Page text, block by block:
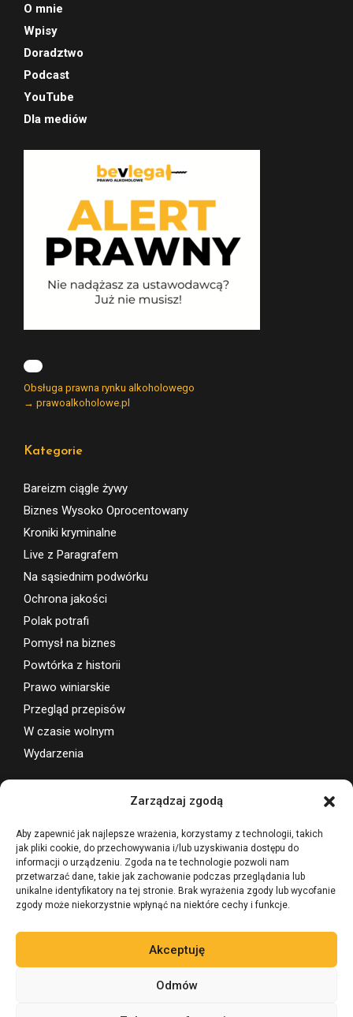
Zarządzaj zgodą
Aby zapewnić jak najlepsze wrażenia, korzystamy z technologii, takich
jak pliki cookie, do przechowywania i/lub uzyskiwania dostępu do
informacji o urządzeniu. Zgoda na te technologie pozwoli nam
przetwarzać dane, takie jak zachowanie podczas przeglądania lub
unikalne identyfikatory na tej stronie. Brak wyrażenia zgody lub wycofanie
zgody może niekorzystnie wpłynąć na niektóre cechy i funkcje.
Akceptuję
Odmów
O mnie
Wpisy
Doradztwo
Podcast
YouTube
Dla mediów
Kategorie
Bareizm ciągle żywy
Biznes Wysoko Oprocentowany
Kroniki kryminalne
Live z Paragrafem
Na sąsiednim podwórku
Ochrona jakości
Polak potrafi
Pomysł na biznes
Powtórka z historii
Prawo winiarskie
Przegląd przepisów
W czasie wolnym
Wydarzenia
Wsparcie projektu